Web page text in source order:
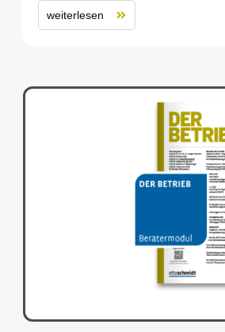
weiterlesen